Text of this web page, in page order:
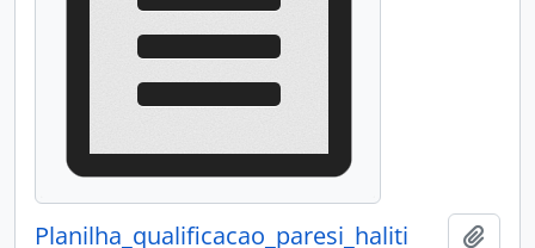
Planilha_qualificacao_paresi_haliti